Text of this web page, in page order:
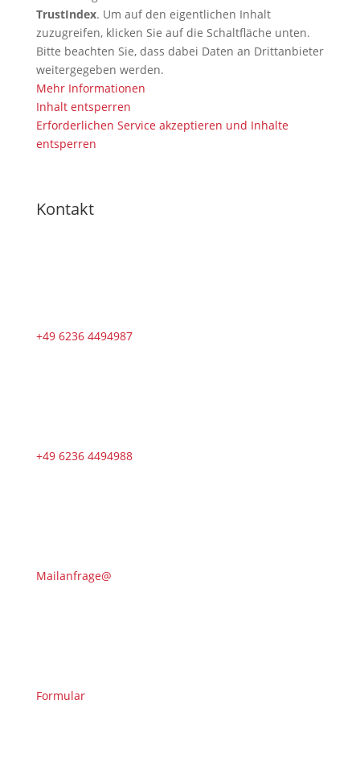
TrustIndex. Um auf den eigentlichen Inhalt
zuzugreifen, klicken Sie auf die Schaltfläche unten.
Bitte beachten Sie, dass dabei Daten an Drittanbieter
weitergegeben werden.
Mehr Informationen
Inhalt entsperren
Erforderlichen Service akzeptieren und Inhalte
entsperren
Kontakt
+49 6236 4494987
+49 6236 4494988
Mailanfrage@
Formular